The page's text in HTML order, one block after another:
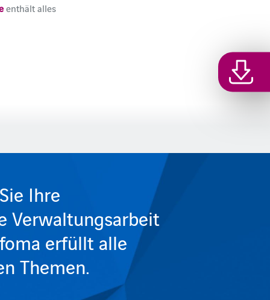
enthält alles
Ihre
Verwaltungsarbeit
erfüllt alle
Themen.